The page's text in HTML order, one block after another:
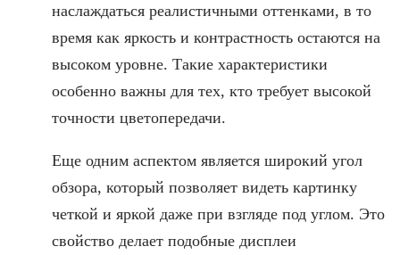
наслаждаться реалистичными оттенками, в то
время как яркость и контрастность остаются на
высоком уровне. Такие характеристики
особенно важны для тех, кто требует высокой
точности цветопередачи.
Еще одним аспектом является широкий угол
обзора, который позволяет видеть картинку
четкой и яркой даже при взгляде под углом. Это
свойство делает подобные дисплеи